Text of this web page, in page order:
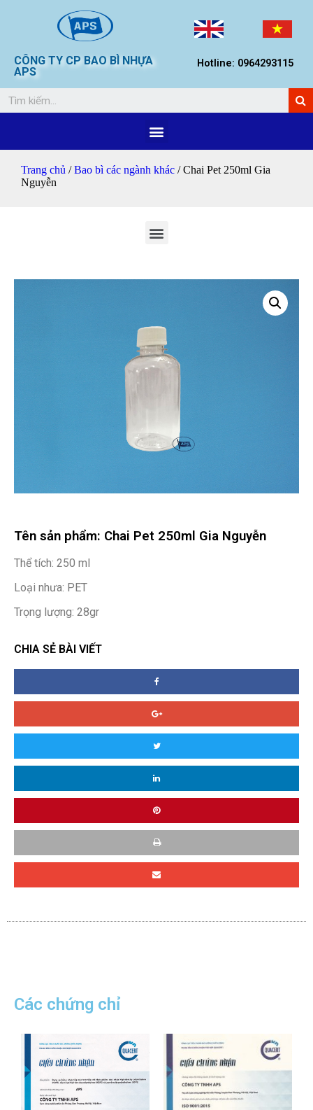
CÔNG TY CP BAO BÌ NHỰA
APS
Hotline: 0964293115
Trang chủ /Bao bì các ngành khác / Chai Pet 250ml Gia
Nguyễn
Tên sản phẩm: Chai Pet 250ml Gia Nguyễn
Thể tích: 250 ml
Loại nhưa: PET
Trọng lượng: 28gr
CHIA SẺ BÀI VIẾT
Các chứng chỉ